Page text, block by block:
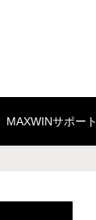
MAXWINサポート